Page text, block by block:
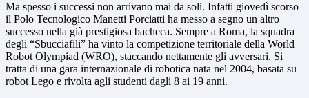
Ma spesso i successi non arrivano mai da soli. Infatti giovedì scorso
il Polo Tecnologico Manetti Porciatti ha messo a segno un altro
successo nella già prestigiosa bacheca. Sempre a Roma, la squadra
degli “Sbucciafili” ha vinto la competizione territoriale della World
Robot Olympiad (WRO), staccando nettamente gli avversari. Si
tratta di una gara internazionale di robotica nata nel 2004, basata su
robot Lego e rivolta agli studenti dagli 8 ai 19 anni.